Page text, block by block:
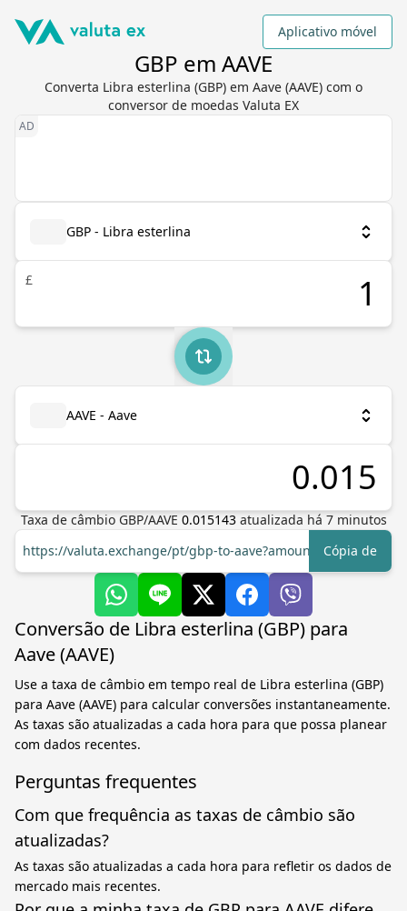
Aplicativo móvel
GBP em AAVE
Converta Libra esterlina (GBP) em Aave (AAVE) com o
conversor de moedas Valuta EX
GBP - Libra esterlina
£
AAVE - Aave
Taxa de câmbio GBP/AAVE 0.015143 atualizada há 7minutos
https://valuta.exchange/pt/gbp-to-aave?amount=1Cópia de
Conversão de Libra esterlina (GBP) para
Aave (AAVE)
Use a taxa de câmbio em tempo real de Libra esterlina (GBP)
para Aave (AAVE) para calcular conversões instantaneamente.
As taxas são atualizadas a cada hora para que possa planear
com dados recentes.
Perguntas frequentes
Com que frequência as taxas de câmbio são
atualizadas?
As taxas são atualizadas a cada hora para refletir os dados de
mercado mais recentes.